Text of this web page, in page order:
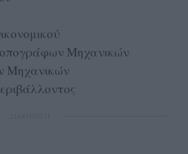
Μηχανικών
Μηχανικών